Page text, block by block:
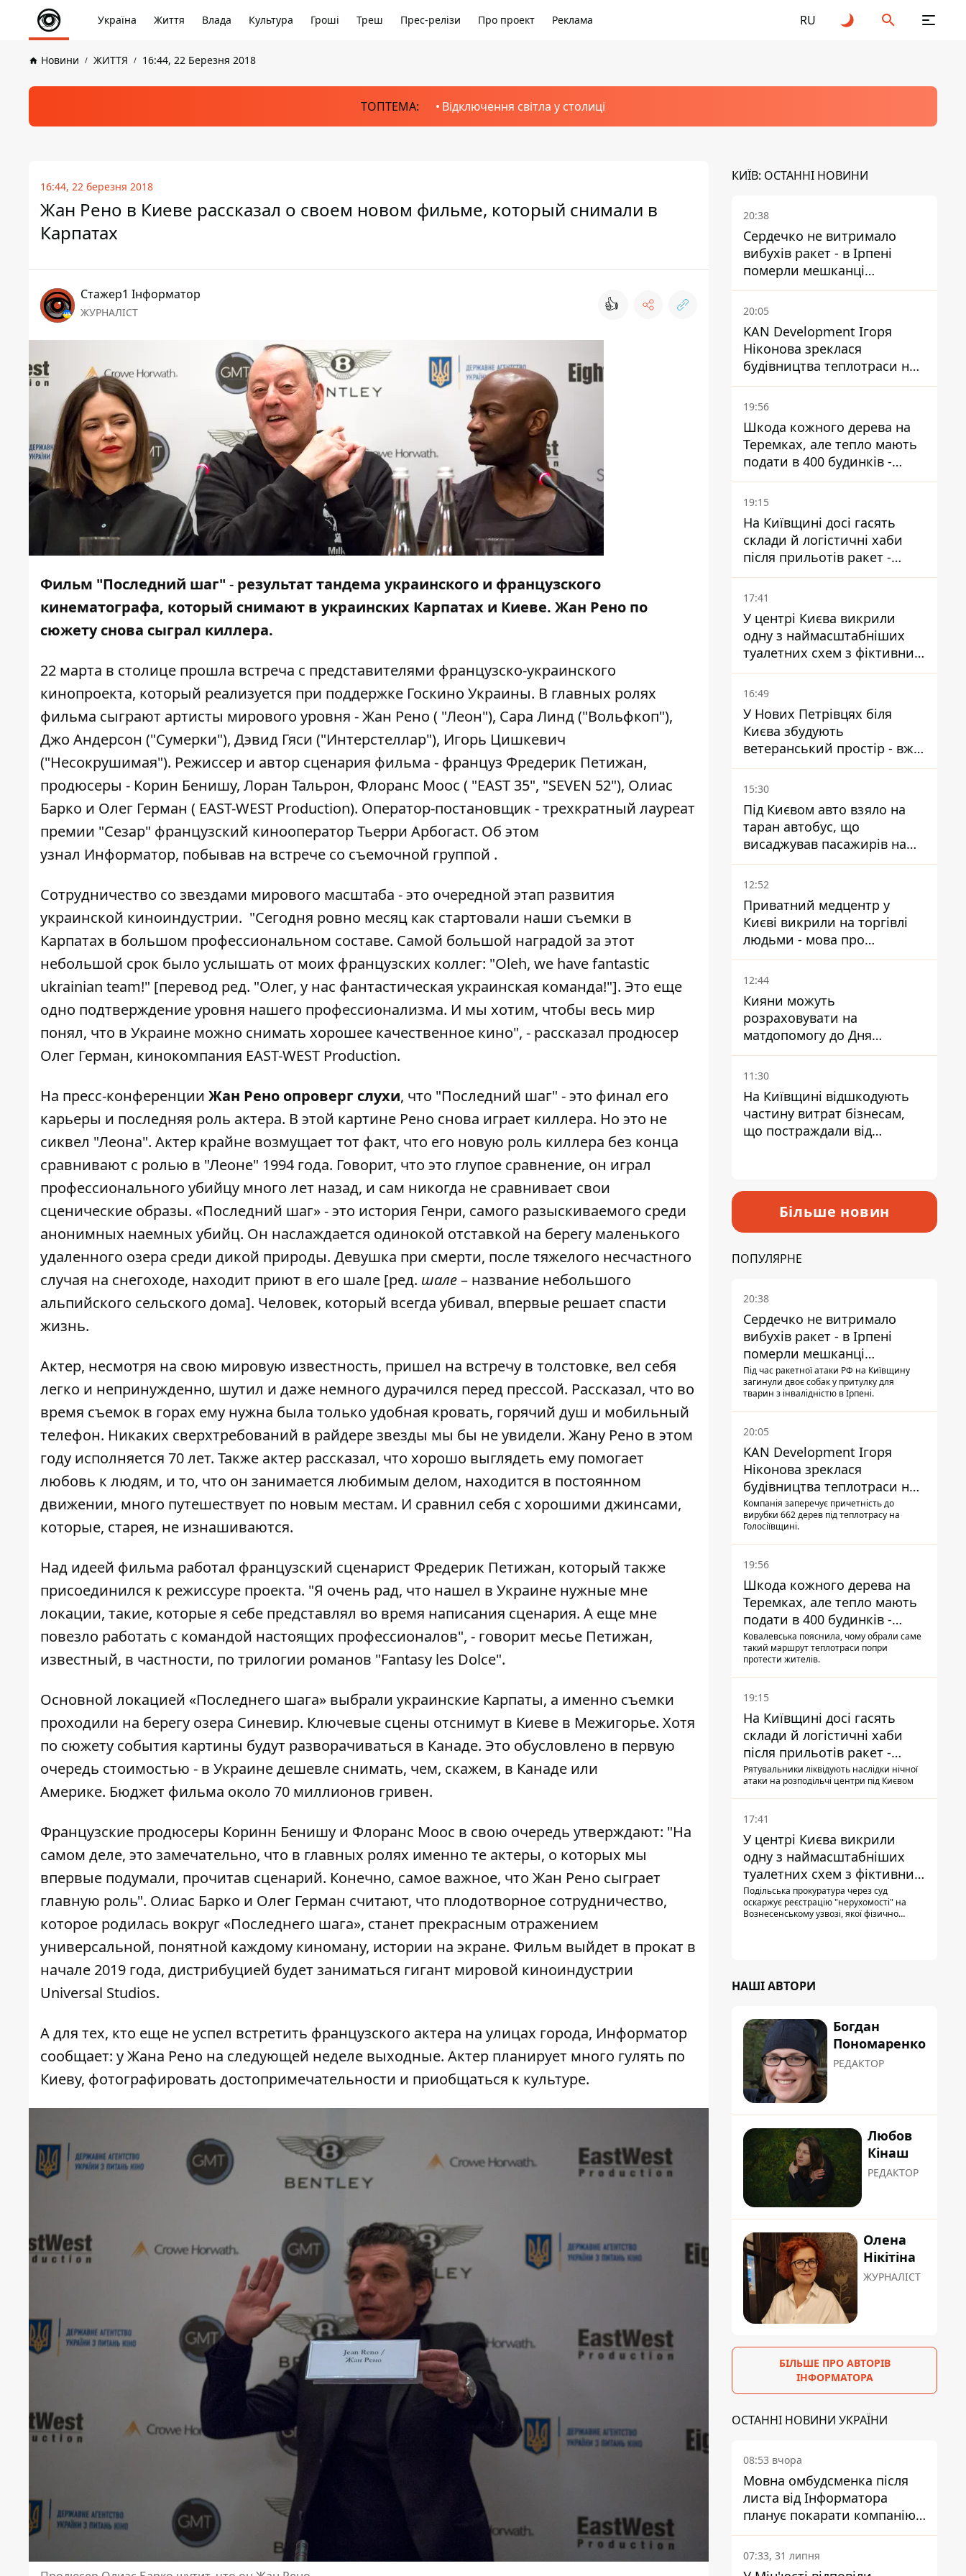
Україна Життя Влада Культура Гроші Треш Прес-релізи Про проект Реклама RU
Новини ЖИТТЯ 16:44, 22 Березня 2018
ТОПТЕМА: Відключення світла у столиці
16:44, 22 березня 2018
Жан Рено в Киеве рассказал о своем новом фильме, который снимали в
Карпатах
Стажер1 Інформатор
ЖУРНАЛІСТ 👍
Фильм "Последний шаг"- результат тандема украинского и французского
кинематографа, который снимают в украинских Карпатах и Киеве. Жан Рено по
сюжету снова сыграл киллера.
22 марта в столице прошла встреча с представителями французско-украинского
кинопроекта, который реализуется при поддержке Госкино Украины. В главных ролях
фильма сыграют артисты мирового уровня - Жан Рено ( "Леон"), Сара Линд ("Вольфкоп"),
Джо Андерсон ("Сумерки"), Дэвид Гяси ("Интерстеллар"), Игорь Цишкевич
("Несокрушимая"). Режиссер и автор сценария фильма - француз Фредерик Петижан,
продюсеры - Корин Бенишу, Лоран Тальрон, Флоранс Моос ( "EAST 35", "SEVEN 52"), Олиас
Барко и Олег Герман ( EAST-WEST Production). Оператор-постановщик - трехкратный лауреат
премии "Сезар" французский кинооператор Тьерри Арбогаст. Об этом
узнал Информатор, побывав на встрече со съемочной группой .
Сотрудничество со звездами мирового масштаба - это очередной этап развития
украинской киноиндустрии. "Сегодня ровно месяц как стартовали наши съемки в
Карпатах в большом профессиональном составе. Самой большой наградой за этот
небольшой срок было услышать от моих французских коллег: "Oleh, we have fantastic
ukrainian team!" [перевод ред. "Олег, у нас фантастическая украинская команда!"]. Это еще
одно подтверждение уровня нашего профессионализма. И мы хотим, чтобы весь мир
понял, что в Украине можно снимать хорошее качественное кино", - рассказал продюсер
Олег Герман, кинокомпания EAST-WEST Production.
На пресс-конференции Жан Рено опроверг слухи, что "Последний шаг" - это финал его
карьеры и последняя роль актера. В этой картине Рено снова играет киллера. Но это не
сиквел "Леона". Актер крайне возмущает тот факт, что его новую роль киллера без конца
сравнивают с ролью в "Леоне" 1994 года. Говорит, что это глупое сравнение, он играл
профессионального убийцу много лет назад, и сам никогда не сравнивает свои
сценические образы. «Последний шаг» - это история Генри, самого разыскиваемого среди
анонимных наемных убийц. Он наслаждается одинокой отставкой на берегу маленького
удаленного озера среди дикой природы. Девушка при смерти, после тяжелого несчастного
случая на снегоходе, находит приют в его шале [ред. шале– название небольшого
альпийского сельского дома]. Человек, который всегда убивал, впервые решает спасти
жизнь.
Актер, несмотря на свою мировую известность, пришел на встречу в толстовке, вел себя
легко и непринужденно, шутил и даже немного дурачился перед прессой. Рассказал, что во
время съемок в горах ему нужна была только удобная кровать, горячий душ и мобильный
телефон. Никаких сверхтребований в райдере звезды мы бы не увидели. Жану Рено в этом
году исполняется 70 лет. Также актер рассказал, что хорошо выглядеть ему помогает
любовь к людям, и то, что он занимается любимым делом, находится в постоянном
движении, много путешествует по новым местам. И сравнил себя с хорошими джинсами,
которые, старея, не изнашиваются.
Над идеей фильма работал французский сценарист Фредерик Петижан, который также
присоединился к режиссуре проекта. "Я очень рад, что нашел в Украине нужные мне
локации, такие, которые я себе представлял во время написания сценария. А еще мне
повезло работать с командой настоящих профессионалов", - говорит месье Петижан,
известный, в частности, по трилогии романов "Fantasy les Dolce".
Основной локацией «Последнего шага» выбрали украинские Карпаты, а именно съемки
проходили на берегу озера Синевир. Ключевые сцены отснимут в Киеве в Межигорье. Хотя
по сюжету события картины будут разворачиваться в Канаде. Это обусловлено в первую
очередь стоимостью - в Украине дешевле снимать, чем, скажем, в Канаде или
Америке. Бюджет фильма около 70 миллионов гривен.
Французские продюсеры Коринн Бенишу и Флоранс Мооc в свою очередь утверждают: "На
самом деле, это замечательно, что в главных ролях именно те актеры, о которых мы
впервые подумали, прочитав сценарий. Конечно, самое важное, что Жан Рено сыграет
главную роль". Олиас Барко и Олег Герман считают, что плодотворное сотрудничество,
которое родилась вокруг «Последнего шага», станет прекрасным отражением
универсальной, понятной каждому киноману, истории на экране. Фильм выйдет в прокат в
начале 2019 года, дистрибуцией будет заниматься гигант мировой киноиндустрии
Universal Studios.
А для тех, кто еще не успел встретить французского актера на улицах города, Информатор
сообщает: у Жана Рено на следующей неделе выходные. Актер планирует много гулять по
Киеву, фотографировать достопримечательности и приобщаться к культуре.
КИЇВ: ОСТАННІ НОВИНИ
20:38
Сердечко не витримало
вибухів ракет - в Ірпені
померли мешканці
притулку для собак з
інвалідністю
20:05
KAN Development Ігоря
Ніконова зреклася
будівництва теплотраси на
Теремках
19:56
Шкода кожного дерева на
Теремках, але тепло мають
подати в 400 будинків -
депутатка Київради
19:15
На Київщині досі гасять
склади й логістичні хаби
після прильотів ракет -
ДСНС
17:41
У центрі Києва викрили
одну з наймасштабніших
туалетних схем з фіктивним
будинком
16:49
У Нових Петрівцях біля
Києва збудують
ветеранський простір - вже
знайшли проєктанта
15:30
Під Києвом авто взяло на
таран автобус, що
висаджував пасажирів на
зупинці - пасажирка в
лікарні
12:52
Приватний медцентр у
Києві викрили на торгівлі
людьми - мова про
сурогатне материнство
12:44
Кияни можуть
розраховувати на
матдопомогу до Дня
незалежності - кому її
дадуть
11:30
На Київщині відшкодують
частину витрат бізнесам,
що постраждали від
Більше новин
ПОПУЛЯРНЕ
20:38
Сердечко не витримало
вибухів ракет - в Ірпені
померли мешканці
притулку для собак з
інвалідністю
Під час ракетної атаки РФ на Київщину
загинули двоє собак у притулку для
тварин з інвалідністю в Ірпені.
20:05
KAN Development Ігоря
Ніконова зреклася
будівництва теплотраси на
Теремках
Компанія заперечує причетність до
вирубки 662 дерев під теплотрасу на
Голосіївщині.
19:56
Шкода кожного дерева на
Теремках, але тепло мають
подати в 400 будинків -
депутатка Київради
Ковалевська пояснила, чому обрали саме
такий маршрут теплотраси попри
протести жителів.
19:15
На Київщині досі гасять
склади й логістичні хаби
після прильотів ракет -
ДСНС
Рятувальники ліквідують наслідки нічної
атаки на розподільчі центри під Києвом
17:41
У центрі Києва викрили
одну з наймасштабніших
туалетних схем з фіктивним
будинком
Подільська прокуратура через суд
оскаржує реєстрацію "нерухомості" на
Вознесенському узвозі, якої фізично
НАШІ АВТОРИ
Богдан
Пономаренко
РЕДАКТОР
Любов
Кінаш
РЕДАКТОР
Олена
Нікітіна
ЖУРНАЛІСТ
БІЛЬШЕ ПРО АВТОРІВ
ІНФОРМАТОРА
ОСТАННІ НОВИНИ УКРАЇНИ
08:53 вчора
Мовна омбудсменка після
листа від Інформатора
планує покарати компанію-
підрядника ПриватБанку
07:33, 31 липня